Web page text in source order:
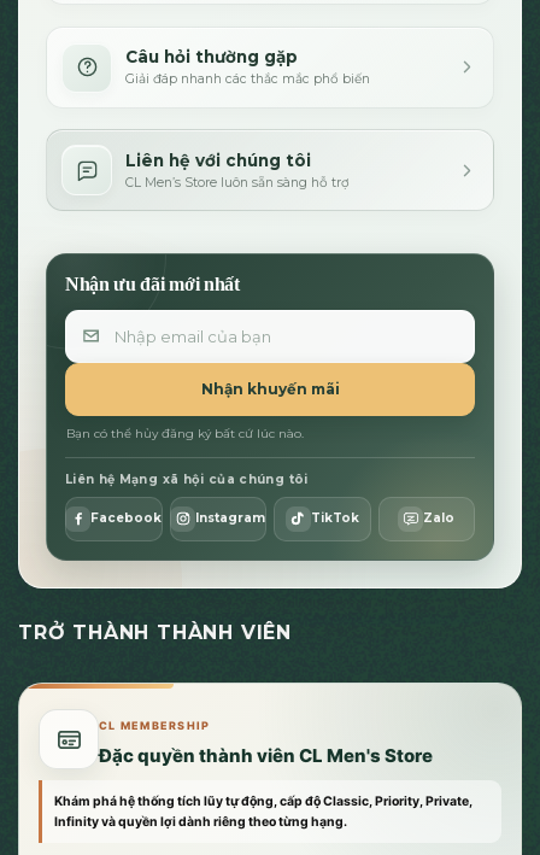
Câu hỏi thường gặp
Giải đáp nhanh các thắc mắc phổ biến
Liên hệ với chúng tôi
CL Men’s Store luôn sẵn sàng hỗ trợ
Nhận ưu đãi mới nhất
Email
Nhận khuyến mãi
Bạn có thể hủy đăng ký bất cứ lúc nào.
Liên hệ Mạng xã hội của chúng tôi
Facebook Instagram TikTok Zalo
TRỞ THÀNH THÀNH VIÊN
CL MEMBERSHIP
Đặc quyền thành viên CL Men's Store
Khám phá hệ thống tích lũy tự động, cấp độ Classic, Priority, Private,
Infinity và quyền lợi dành riêng theo từng hạng.